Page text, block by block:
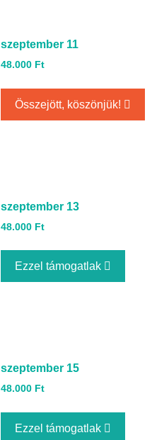
szeptember 11
48.000 Ft
Összejött, köszönjük!
szeptember 13
48.000 Ft
Ezzel támogatlak
szeptember 15
48.000 Ft
Ezzel támogatlak